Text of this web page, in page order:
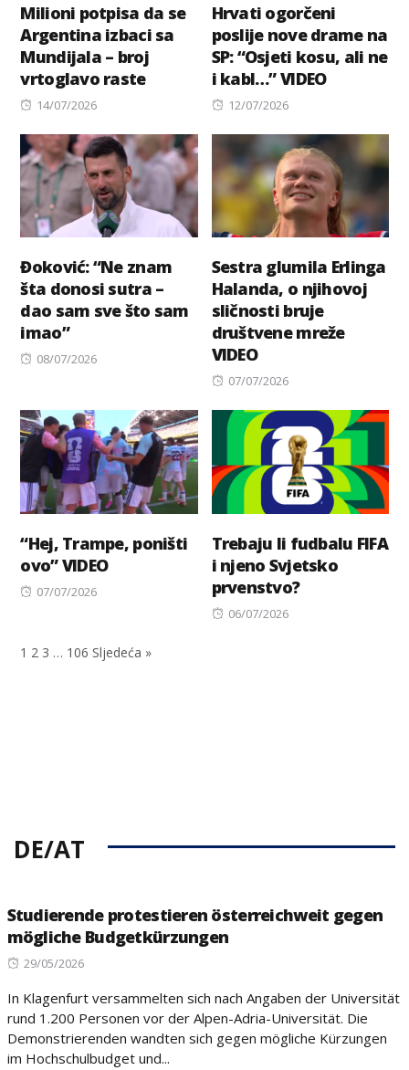
Milioni potpisa da se
Argentina izbaci sa
Mundijala – broj
vrtoglavo raste
Posted
14/07/2026
Hrvati ogorčeni
poslije nove drame na
SP: “Osjeti kosu, ali ne
i kabl…” VIDEO
Posted
12/07/2026
Đoković: “Ne znam
šta donosi sutra –
dao sam sve što sam
imao”
Posted
08/07/2026
Sestra glumila Erlinga
Halanda, o njihovoj
sličnosti bruje
društvene mreže
VIDEO
Posted
07/07/2026
“Hej, Trampe, poništi
ovo” VIDEO
Posted
07/07/2026
Trebaju li fudbalu FIFA
i njeno Svjetsko
prvenstvo?
Posted
06/07/2026
1 2 3 … 106 Sljedeća »
DE/AT
Studierende protestieren österreichweit gegen
mögliche Budgetkürzungen
Posted
29/05/2026
In Klagenfurt versammelten sich nach Angaben der Universität
rund 1.200 Personen vor der Alpen-Adria-Universität. Die
Demonstrierenden wandten sich gegen mögliche Kürzungen
im Hochschulbudget und...